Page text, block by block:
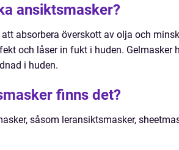
ansiktsmasker?
absorbera överskott av olja och
och låser in fukt i huden. Gelmasker
i huden.
finns det?
såsom leransiktsmasker,